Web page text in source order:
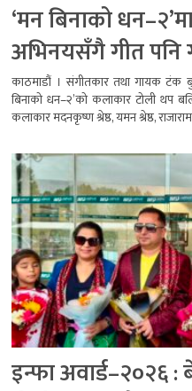
‘मन बिनाको
अभिनयसँगै गीत पनि
काठमाडौं । संगीतकार तथा गायक टंक
बिनाको धन–२’को कलाकार टोली थप
कलाकार मदनकृष्ण श्रेष्ठ, यमन श्रेष्ठ,
इन्फा